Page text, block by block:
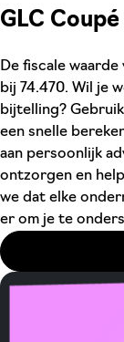
GLC
De fiscale
bij 74.470. Wil je
bijtelling?
een snelle
aan persoonlijk
ontzorgen en
we dat elke
er om je te